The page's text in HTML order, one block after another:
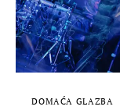
DOMAĆA GLAZBA